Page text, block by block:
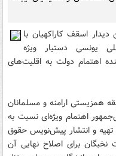
اسقف کاراکهیان با
یونسی دستیار ویژه
اهتمام دولت به اقلیت‌های
همزیستی ارامنه و مسلمانان
اهتمام ویژه‌ای نسبت به
و انتشار پیش‌نویس حقوق
نخبگان برای اصلاح نهایی آن